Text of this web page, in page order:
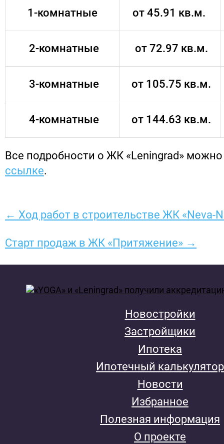
1-комнатные от 45.91 кв.м.
2-комнатные от 72.97 кв.м.
3-комнатные от 105.75 кв.м.
4-комнатные от 144.63 кв.м.
Все подробности о ЖК «Leningrad»
ссылке.
← Ход работ в строительстве ЖК «Neva-
Старт продаж в ЖК «Притяжение» →
Новостройки
Застройщики
Ипотека
Ипотечный калькулятор
Новости
Избранное
Полезная информация
О проекте